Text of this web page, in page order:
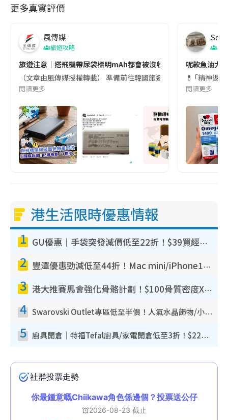
更多真實評價
風傳媒
旅遊攻略
旅遊注意｜搭飛機帶尿袋標明mAh都會被沒收😱出發前切記檢查
（文章由風傳媒授權轉載） 準備前往韓國旅遊的民眾，近期要
閱讀更多
Soul
呢款魚油大
💊 ｢精神返
閱讀更多
港生活限時優惠情報
1 GU優惠｜手袋突發減價低至22折！$39買經典波士頓包/餃子袋！飾物同步減價$29起！
2 豐澤優惠勁減低至44折！Mac mini/iPhone17Pro大減價！廚房家電$220起
3 港大推賽馬會強化骨骼計劃！$100骨質密度X光檢查 完成免費運動訓練送超市禮券！附參加資格
4 Swarovski Outlet專區低至半價！人氣水晶飾物/小擺設$138起！迪士尼款/水晶高跟鞋都有平
5 廚具開倉｜特福Tefal廚具/家電開倉低至3折！$220起買平底鍋/炒鑊/湯煲！電飯煲/吸塵機/燙斗$418起